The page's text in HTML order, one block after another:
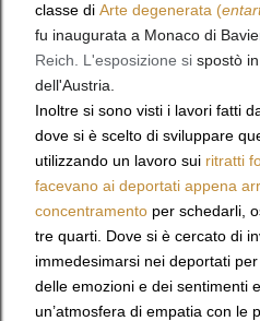
classe di Arte degenerata (
fu inaugurata a Monaco di
Reich. L'esposizione si spostò
dell'Austria.
Inoltre si sono visti i lavori fatti
dove si è scelto di sviluppare
utilizzando un lavoro sui ritratti
facevano ai deportati appena
concentramento per schedarli,
tre quarti. Dove si è cercato di
immedesimarsi nei deportati
delle emozioni e dei sentimenti
un’atmosfera di empatia con le